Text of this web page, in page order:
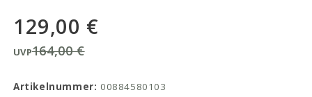
129,00 €
UVP164,00 €
Artikelnummer: 00884580103